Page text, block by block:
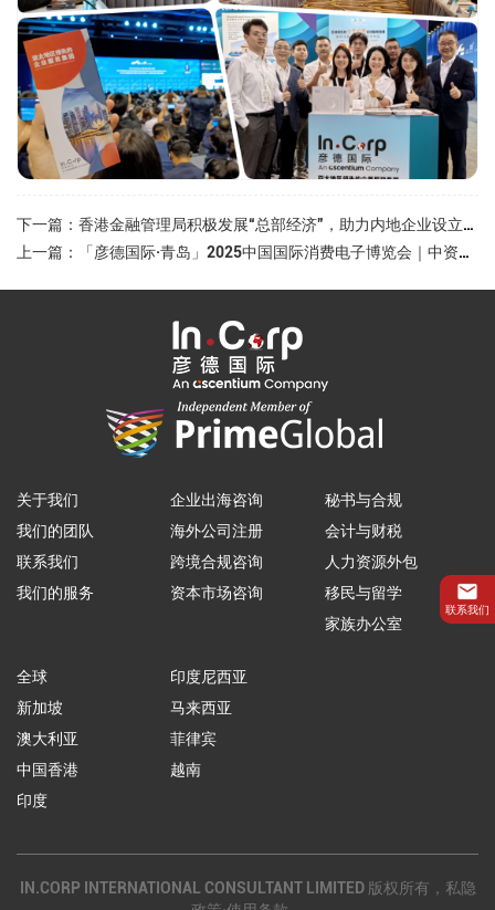
下一篇：香港金融管理局积极发展“总部经济”，助力内地企业设立总部
上一篇：「彦德国际·青岛」2025中国国际消费电子博览会｜中资企业出海交流会
关于我们
我们的团队
联系我们
我们的服务
企业出海咨询
海外公司注册
跨境合规咨询
资本市场咨询
秘书与合规
会计与财税
人力资源外包
移民与留学
家族办公室
全球
新加坡
澳大利亚
中国香港
印度
印度尼西亚
马来西亚
菲律宾
越南
IN.CORP INTERNATIONAL CONSULTANT LIMITED 版权所有，私隐
联系我们